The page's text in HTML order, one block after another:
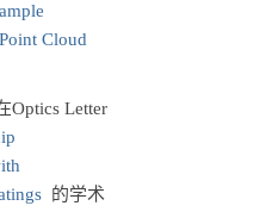
Cloud
Optics Letter
的学术